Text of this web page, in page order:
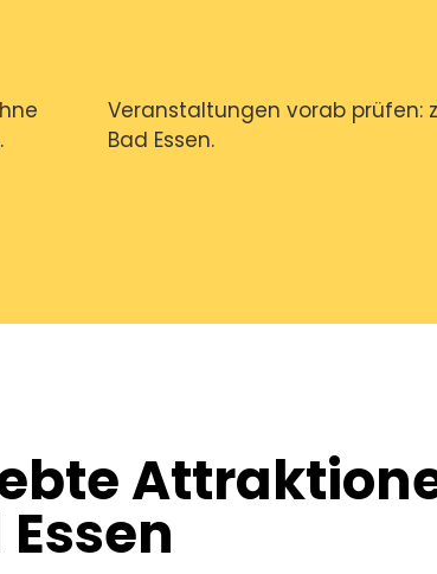
Veranstaltungen vorab prüfen:
Bad Essen.